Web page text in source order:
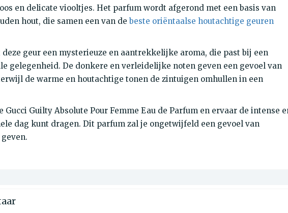
en delicate viooltjes. Het parfum wordt afgerond met een basis van
hout, die samen een van debeste oriëntaalse houtachtige geuren
geur een mysterieuze en aantrekkelijke aroma, die past bij een
gelegenheid. De donkere en verleidelijke noten geven een gevoel van
de warme en houtachtige tonen de zintuigen omhullen in een
Gucci Guilty Absolute Pour Femme Eau de Parfum en ervaar de intense
dag kunt dragen. Dit parfum zal je ongetwijfeld een gevoel van